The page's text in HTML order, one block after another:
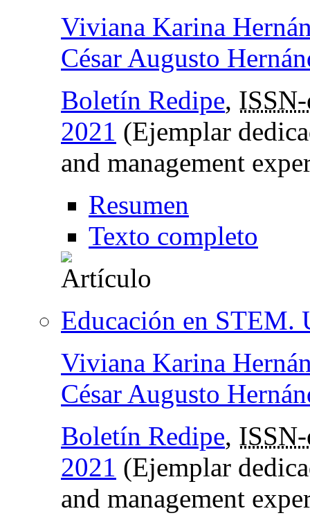
Viviana Karina
César Augusto
Boletín Redipe,
2021 (Ejemplar
and management
Resumen
Texto completo
Educación en STEM.
Viviana Karina
César Augusto
Boletín Redipe,
2021 (Ejemplar
and management